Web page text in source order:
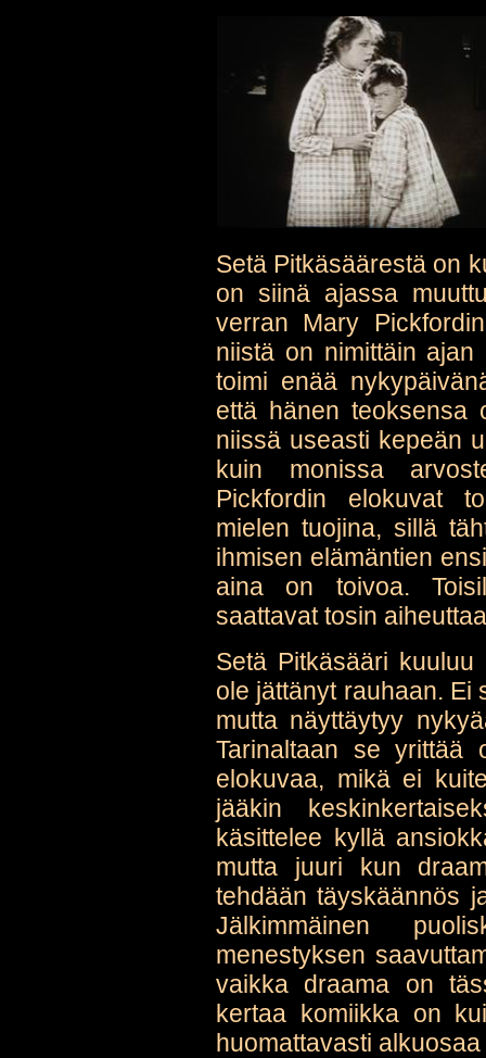
Setä Pitkäsäärestä on
on siinä ajassa
verran Mary
niistä on nimittäin
toimi enää
että hänen teoksensa
niissä useasti kepeän
kuin monissa
Pickfordin elokuvat
mielen tuojina, sillä
ihmisen elämäntien
aina on toivoa.
saattavat tosin
Setä Pitkäsääri
ole jättänyt rauhaan. Ei
mutta näyttäytyy
Tarinaltaan se yrittää
elokuvaa, mikä ei
jääkin
käsittelee kyllä
mutta juuri kun
tehdään täyskäännös
Jälkimmäinen
menestyksen
vaikka draama on
kertaa komiikka on
huomattavasti